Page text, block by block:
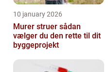
10 january 2026
Murer struer sådan
vælger du den rette til dit
byggeprojekt